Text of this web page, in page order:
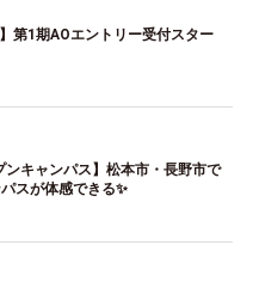
第1期AOエントリー受付スター
ンキャンパス】松本市・長野市で
スが体感できる✨